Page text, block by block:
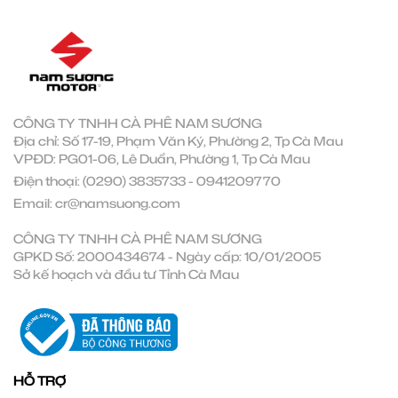
CÔNG TY TNHH CÀ PHÊ NAM SƯƠNG
Địa chỉ: Số 17-19, Phạm Văn Ký, Phường 2, Tp Cà Mau
VPĐD: PG01-06, Lê Duẩn, Phường 1, Tp Cà Mau
Điện thoại: (0290) 3835733- 0941209770
Email: cr@namsuong.com
CÔNG TY TNHH CÀ PHÊ NAM SƯƠNG
GPKD Số: 2000434674 - Ngày cấp: 10/01/2005
Sở kế hoạch và đầu tư Tỉnh Cà Mau
HỖ TRỢ